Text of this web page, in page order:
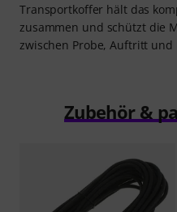
Transportkoffer hält das
zusammen und schützt die
zwischen Probe, Auftritt und
Zubehör &